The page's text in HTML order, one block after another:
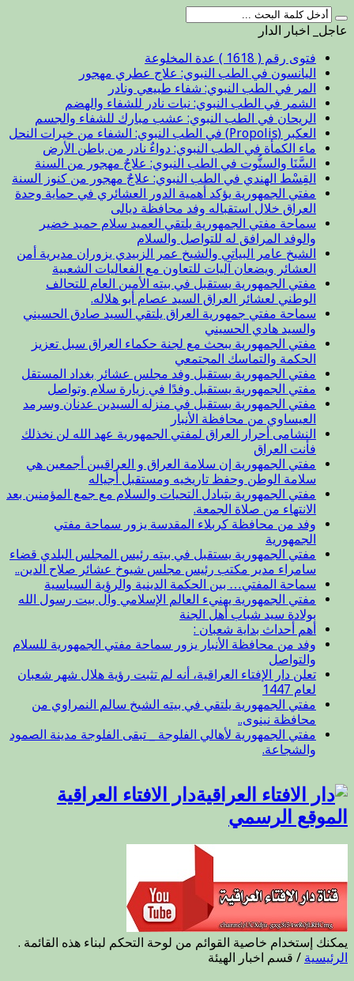
عاجل_ اخبار الدار
فتوى رقم ( 1618 ) عدة المخلوعة
اليانسون في الطب النبوي: علاج عطري مهجور
المر في الطب النبوي: شفاء طبيعي ونادر
الشمر في الطب النبوي: نبات نادر للشفاء والهضم
الريحان في الطب النبوي: عشب مبارك للشفاء والجسم
العكبر (Propolis) في الطب النبوي: الشفاء من خيرات النحل
ماء الكمأة في الطب النبوي: دواءٌ نادر من باطن الأرض
السَّنَا والسنُّوت في الطب النبوي: علاجٌ مهجور من السنة
القِسْط الهندي في الطب النبوي: علاجٌ مهجور من كنوز السنة
مفتي الجمهورية يؤكد أهمية الدور العشائري في حماية وحدة
العراق خلال استقباله وفد محافظة ديالى
سماحة مفتي الجمهورية يلتقي العميد سلام حميد خضير
والوفد المرافق له للتواصل والسلام
الشيخ عامر البياتي والشيخ عمر الزبيدي يزوران مديرية أمن
العشائر ويضعان آليات للتعاون مع الفعاليات الشعبية
مفتي الجمهورية يستقبل في بيته الأمين العام للتحالف
الوطني لعشائر العراق السيد عصام أبو هلاله.
سماحة مفتي جمهورية العراق يلتقي السيد صادق الحسيني
والسيد هادي الحسيني
مفتي الجمهورية يبحث مع لجنة حكماء العراق سبل تعزيز
الحكمة والتماسك المجتمعي
مفتي الجمهورية يستقبل وفد مجلس عشائر بغداد المستقل
مفتي الجمهورية يستقبل وفدًا في زيارة سلام وتواصل
مفتي الجمهورية يستقبل في منزله السيدين عدنان وسرمد
العيساوي من محافظة الأنبار
النشامى أحرار العراق لمفتي الجمهورية عهد الله لن نخذلك
فأنت العراق
مفتي الجمهورية إن سلامة العراق و العراقيين أجمعين هي
سلامة الوطن وحفظ تاريخيه ومستقبل أجياله
مفتي الجمهورية يتبادل التحيات والسلام مع جمع المؤمنين بعد
الانتهاء من صلاة الجمعة.
وفد من محافظة كربلاء المقدسة يزور سماحة مفتي
الجمهورية
مفتي الجمهورية يستقبل في بيته رئيس المجلس البلدي قضاء
سامراء مدير مكتب رئيس مجلس شيوخ عشائر صلاح الدين..
سماحة المفتي… بين الحكمة الدينية والرؤية السياسية
مفتي الجمهورية يهنيء العالم الإسلامي وآل بيت رسول الله
بولادة سيد شباب أهل الجنة
أهم أحداث بداية شعبان :
وفد من محافظة الأنبار يزور سماحة مفتي الجمهورية للسلام
والتواصل
تعلن دار الإفتاء العراقية، أنه لم تثبت رؤية هلال شهر شعبان
لعام 1447
مفتي الجمهورية يلتقي في بيته الشيخ سالم النمراوي من
محافظة نينوى..
مفتي الجمهورية لأهالي الفلوجة _ تبقى الفلوجة مدينة الصمود
والشجاعة.
دار الافتاء العراقية
الموقع الرسمي
يمكنك إستخدام خاصية القوائم من لوحة التحكم لبناء هذه القائمة .
الرئيسية / قسم اخبار الهيئة